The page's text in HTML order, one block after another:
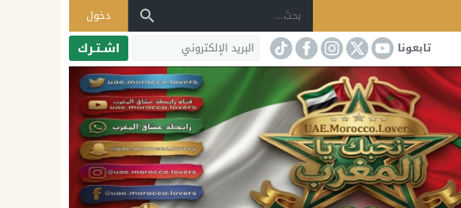
دخول
تابعونا اشـتـرك